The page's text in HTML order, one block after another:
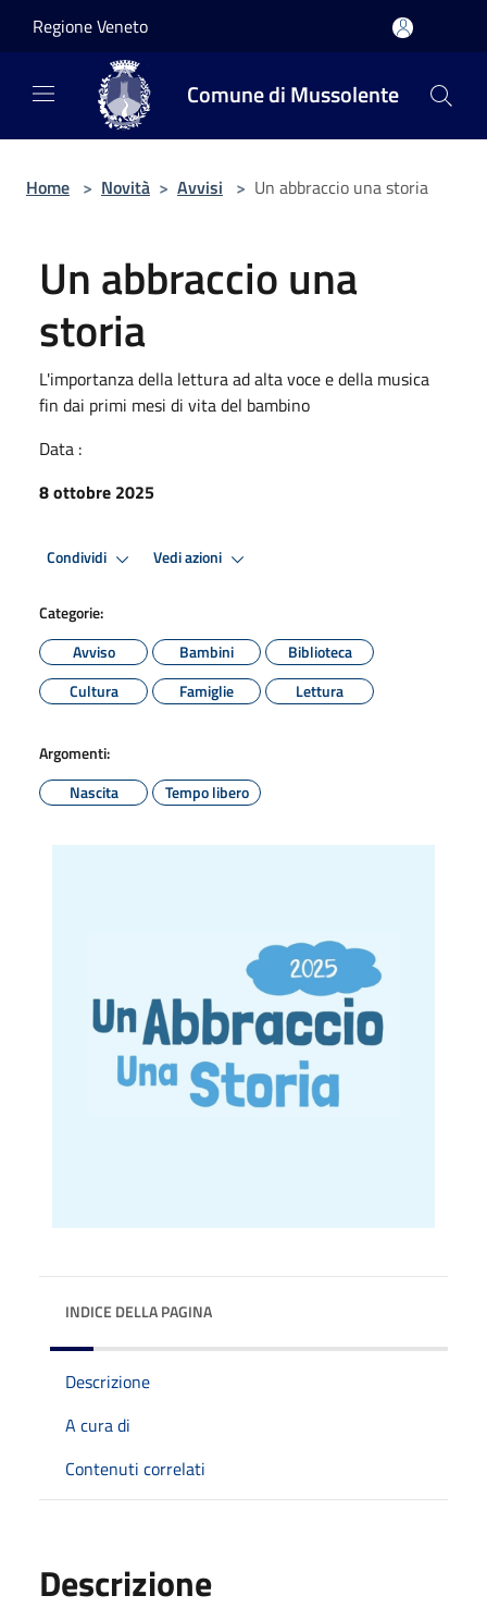
Regione Veneto
Comune di Mussolente
Home > Novità > Avvisi > Un abbraccio una storia
Un abbraccio una
storia
L'importanza della lettura ad alta voce e della musica
fin dai primi mesi di vita del bambino
Data :
8 ottobre 2025
Condividi Vedi azioni
Categorie:
Avviso
Bambini
Biblioteca
Cultura
Famiglie Lettura
Argomenti:
Nascita
Tempo libero
INDICE DELLA PAGINA
Descrizione
A cura di
Contenuti correlati
Descrizione